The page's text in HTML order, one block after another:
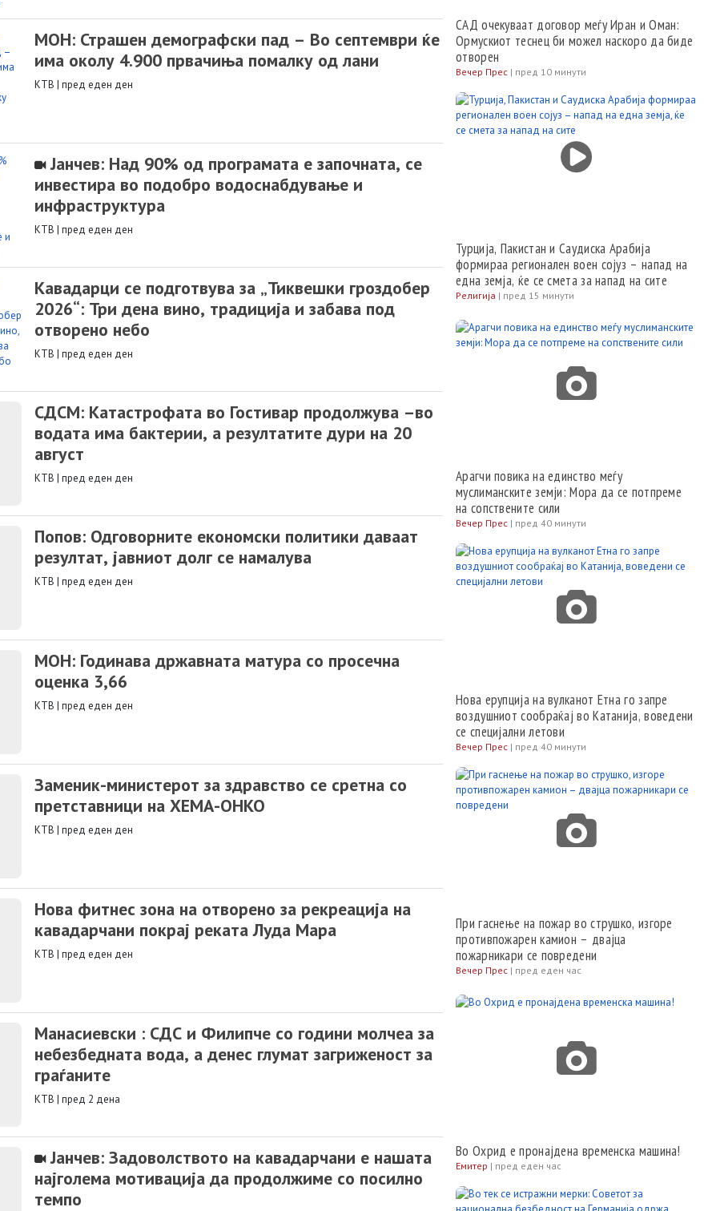
МОН: Страшен демографски пад – Во септември ќе
има околу 4.900 првачиња помалку од лани
КТВ | пред еден ден
Јанчев: Над 90% од програмата е започната, се
инвестира во подобро водоснабдување и
инфраструктура
КТВ | пред еден ден
Кавадарци се подготвува за „Тиквешки гроздобер
2026“: Три дена вино, традиција и забава под
отворено небо
КТВ | пред еден ден
СДСМ: Катастрофата во Гостивар продолжува –во
водата има бактерии, а резултатите дури на 20
август
КТВ | пред еден ден
Попов: Одговорните економски политики даваат
резултат, јавниот долг се намалува
КТВ | пред еден ден
MOН: Годинава државната матура со просечна
оценка 3,66
КТВ | пред еден ден
Заменик-министерот за здравство се сретна со
претставници на ХЕМА-ОНКО
КТВ | пред еден ден
Нова фитнес зона на отворено за рекреација на
кавадарчани покрај реката Луда Мара
КТВ | пред еден ден
Манасиевски : СДС и Филипче со години молчеа за
небезбедната вода, а денес глумат загриженост за
граѓаните
КТВ | пред 2 дена
Јанчев: Задоволството на кавадарчани е нашата
најголема мотивација да продолжиме со посилно
темпо
САД очекуваат договор меѓу Иран и Оман:
Ормускиот теснец би можел наскоро да биде
отворен
Вечер Прес | пред 10 минути
Турција, Пакистан и Саудиска Арабија
формираа регионален воен сојуз – напад на
една земја, ќе се смета за напад на сите
Религија | пред 15 минути
Арагчи повика на единство меѓу
муслиманските земји: Мора да се потпреме
на сопствените сили
Вечер Прес | пред 40 минути
Нова ерупција на вулканот Етна го запре
воздушниот сообраќај во Катанија, воведени
се специјални летови
Вечер Прес | пред 40 минути
При гаснење на пожар во струшко, изгоре
противпожарен камион – двајца
пожарникари се повредени
Вечер Прес | пред еден час
Во Охрид е пронајдена временска машина!
Емитер | пред еден час